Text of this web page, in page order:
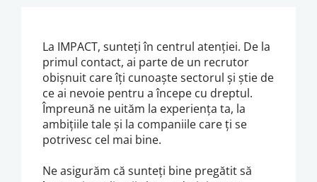
La IMPACT, sunteți în centrul atenției. De la
primul contact, ai parte de un recrutor
obișnuit care îți cunoaște sectorul și știe de
ce ai nevoie pentru a începe cu dreptul.
Împreună ne uităm la experiența ta, la
ambițiile tale și la companiile care ți se
potrivesc cel mai bine.
Ne asigurăm că sunteți bine pregătit să